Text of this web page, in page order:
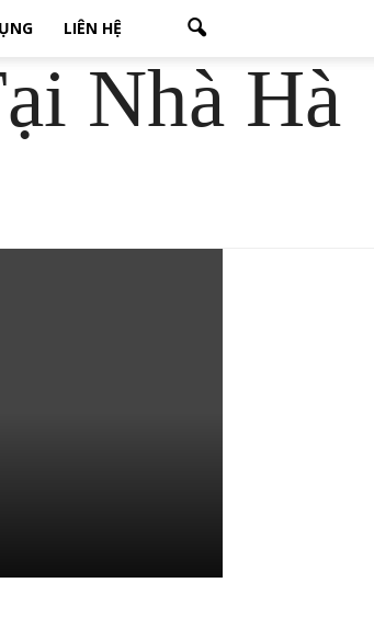
LIÊN HỆ
Nhà Hà